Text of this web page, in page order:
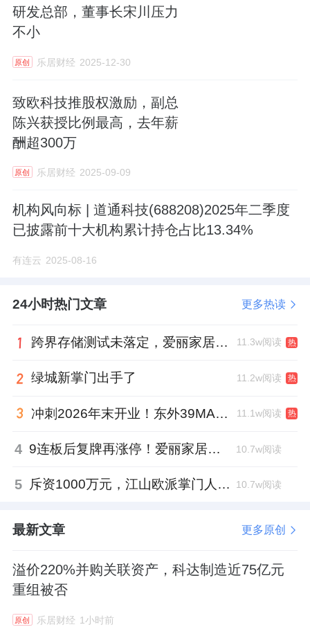
研发总部，董事长宋川压力
不小
原创 乐居财经 2025-12-30
致欧科技推股权激励，副总
陈兴获授比例最高，去年薪
酬超300万
原创 乐居财经 2025-09-09
机构风向标 | 道通科技(688208)2025年二季度
已披露前十大机构累计持仓占比13.34%
有连云 2025-08-16
24小时热门文章 更多热读
跨界存储测试未落定，爱丽家居复牌前自揭多重风险 11.3w阅读 热
绿城新掌门出手了 11.2w阅读 热
冲刺2026年末开业！东外39MALL全球招商启幕，重构东直门商圈格局 11.1w阅读 热
4 9连板后复牌再涨停！爱丽家居市盈率318倍，跨界收购案尚未落地 10.7w阅读
5 斥资1000万元，江山欧派掌门人吴水根加码创投基金 10.7w阅读
最新文章 更多原创
溢价220%并购关联资产，科达制造近75亿元
重组被否
原创 乐居财经 1小时前